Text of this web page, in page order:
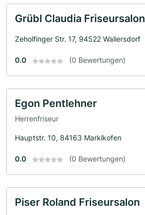
Grübl Claudia Friseursalon
Zeholfinger Str. 17, 94522 Wallersdorf
0.0 (0 Bewertungen)
Egon Pentlehner
Herrenfriseur
Hauptstr. 10, 84163 Marklkofen
0.0 (0 Bewertungen)
Piser Roland Friseursalon